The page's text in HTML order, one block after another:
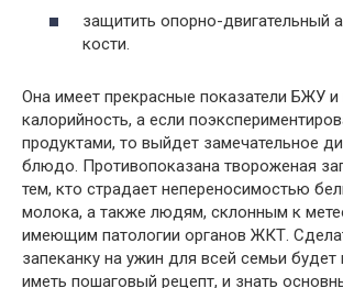
защитить опорно-двигательный
кости.
Она имеет прекрасные показатели БЖУ
калорийность, а если
продуктами, то выйдет замечательное
блюдо. Противопоказана твороженая
тем, кто страдает непереносимостью
молока, а также людям, склонным к
имеющим патологии органов ЖКТ.
запеканку на ужин для всей семьи будет
иметь пошаговый рецепт, и знать